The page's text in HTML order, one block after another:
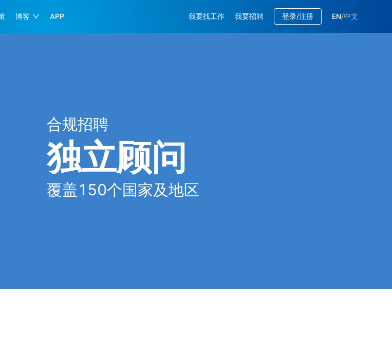
博客 APP 我要找工作 我要招聘 登录/注册 EN/中文
合规招聘
独立顾问
覆盖150个国家及地区